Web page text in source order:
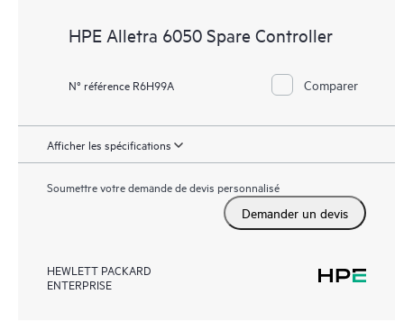
HPE Alletra 6050 Spare Controller
N° référence R6H99A Comparer
Afficher les spécifications
Soumettre votre demande de devis personnalisé
Demander un devis
HEWLETT PACKARD
ENTERPRISE